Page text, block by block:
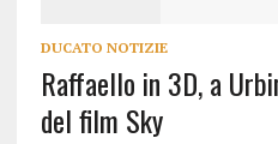
DUCATO NOTIZIE
Raffaello in 3D, a
del film Sky